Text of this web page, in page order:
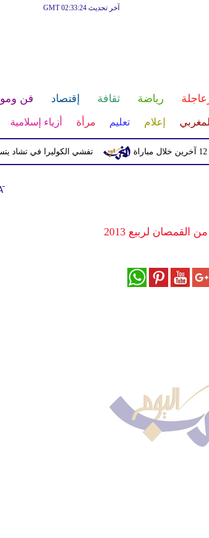
آخر تحديث GMT 02:33:24
رياضة ثقافة إقتصاد فن
إعلام تعليم مرأة أزياء إسلامية
تفشي الكوليرا في تشاد يتسبب في وفاة
لربيع 2013